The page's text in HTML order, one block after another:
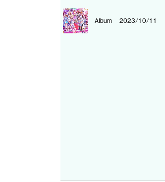
Album 2023/10/11